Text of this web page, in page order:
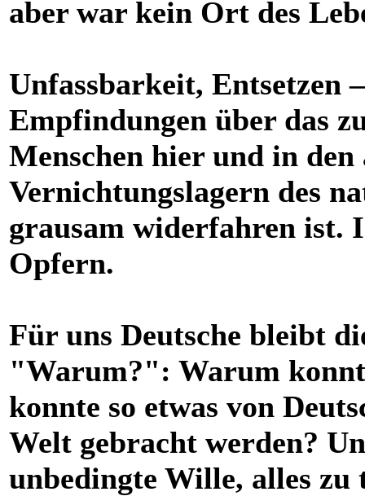
aber war kein Ort des
Unfassbarkeit, Entsetzen
Empfindungen über das
Menschen hier und in
Vernichtungslagern des
grausam widerfahren ist.
Opfern.
Für uns Deutsche bleibt
"Warum?": Warum
konnte so etwas von
Welt gebracht werden?
unbedingte Wille, alles zu